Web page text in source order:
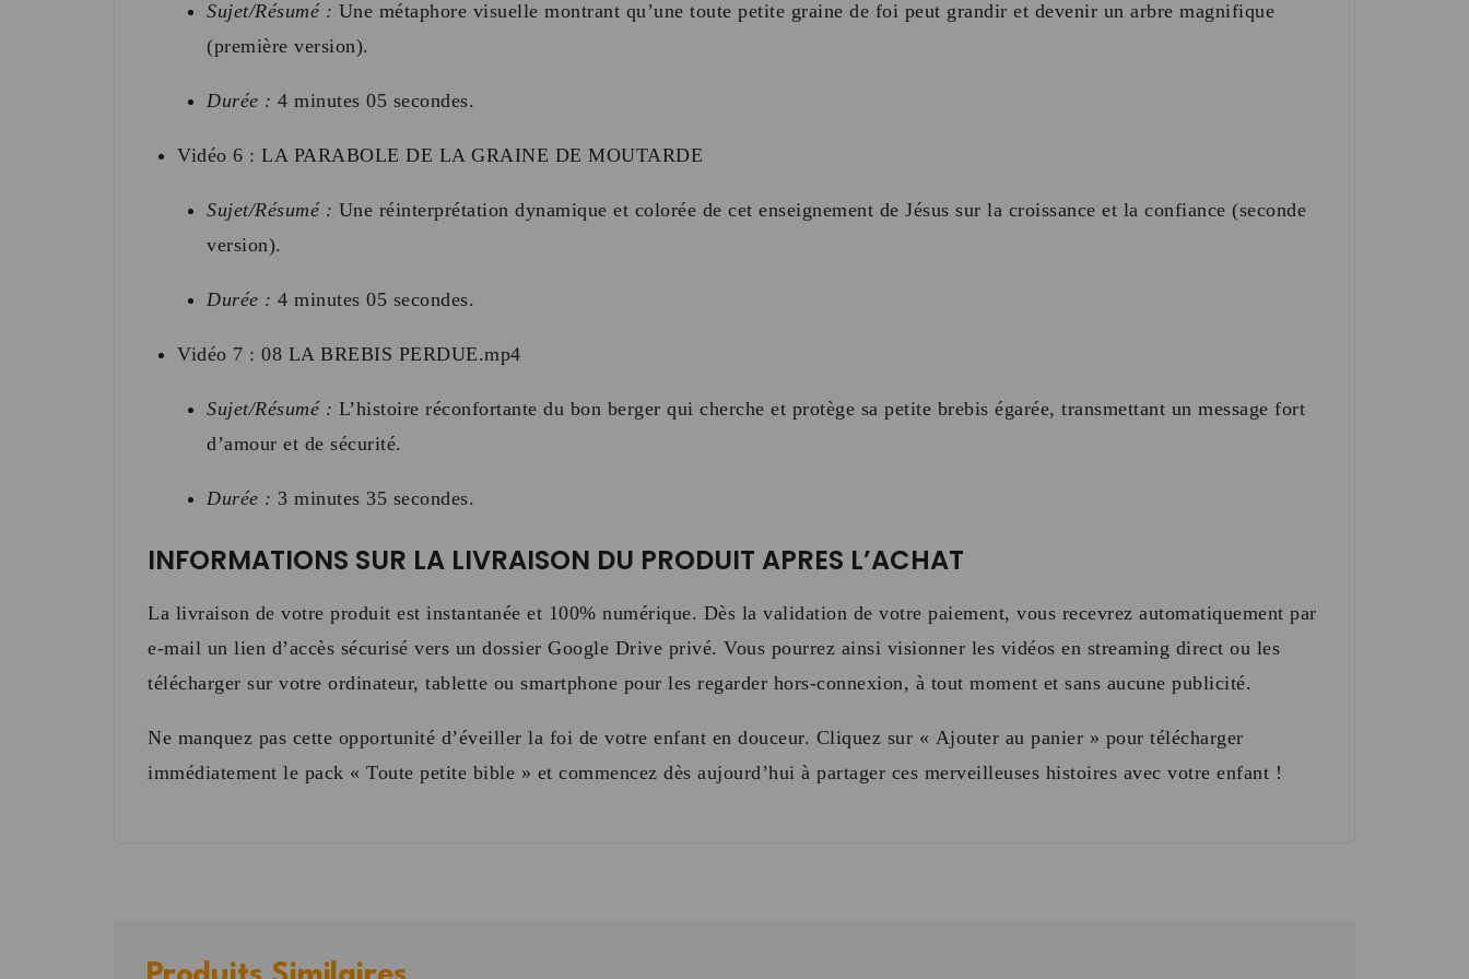
Sujet/Résumé : Une métaphore visuelle montrant qu’une toute petite graine de foi peut grandir et devenir un arbre magnifique
(première version).
Durée : 4 minutes 05 secondes.
Vidéo 6 : LA PARABOLE DE LA GRAINE DE MOUTARDE
Sujet/Résumé : Une réinterprétation dynamique et colorée de cet enseignement de Jésus sur la croissance et la confiance (seconde
version).
Durée : 4 minutes 05 secondes.
Vidéo 7 : 08 LA BREBIS PERDUE.mp4
Sujet/Résumé : L’histoire réconfortante du bon berger qui cherche et protège sa petite brebis égarée, transmettant un message fort
d’amour et de sécurité.
Durée : 3 minutes 35 secondes.
INFORMATIONS SUR LA LIVRAISON DU PRODUIT APRES L’ACHAT
La livraison de votre produit est instantanée et 100% numérique. Dès la validation de votre paiement, vous recevrez automatiquement par
e-mail un lien d’accès sécurisé vers un dossier Google Drive privé. Vous pourrez ainsi visionner les vidéos en streaming direct ou les
télécharger sur votre ordinateur, tablette ou smartphone pour les regarder hors-connexion, à tout moment et sans aucune publicité.
Ne manquez pas cette opportunité d’éveiller la foi de votre enfant en douceur. Cliquez sur « Ajouter au panier » pour télécharger
immédiatement le pack « Toute petite bible » et commencez dès aujourd’hui à partager ces merveilleuses histoires avec votre enfant !